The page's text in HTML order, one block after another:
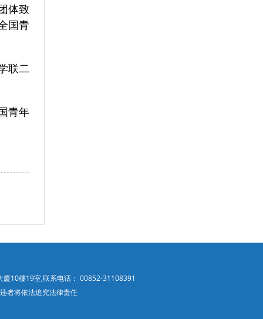
体致
国青
联二
青年
10樓19室,联系电话： 00852-31108391
者将依法追究法律责任